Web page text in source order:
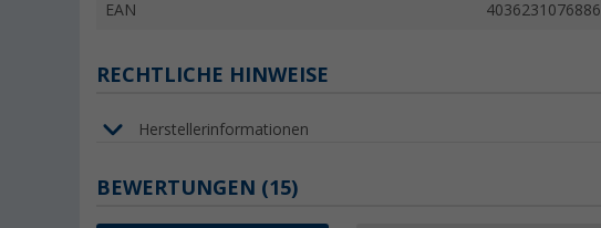
EAN 4036231076886
RECHTLICHE HINWEISE
Herstellerinformationen
BEWERTUNGEN (15)